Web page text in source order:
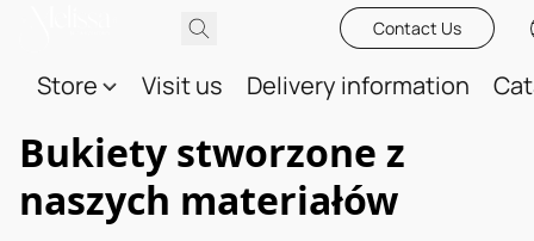
Contact Us
Store Visit us Delivery information
Bukiety stworzone z
naszych materiałów